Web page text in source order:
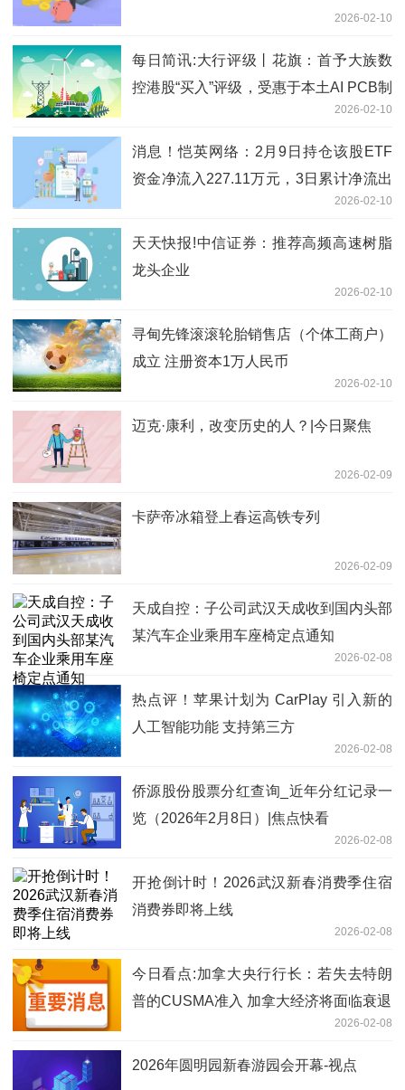
2026-02-10
每日简讯:大行评级丨花旗：首予大族数
控港股“买入”评级，受惠于本土AI PCB制
2026-02-10
消息！恺英网络：2月9日持仓该股ETF
资金净流入227.11万元，3日累计净流出
2026-02-10
天天快报!中信证券：推荐高频高速树脂
龙头企业
2026-02-10
寻甸先锋滚滚轮胎销售店（个体工商户）
成立 注册资本1万人民币
2026-02-10
迈克·康利，改变历史的人？|今日聚焦
2026-02-09
卡萨帝冰箱登上春运高铁专列
2026-02-09
天成自控：子公司武汉天成收到国内头部
某汽车企业乘用车座椅定点通知
2026-02-08
热点评！苹果计划为 CarPlay 引入新的
人工智能功能 支持第三方
2026-02-08
侨源股份股票分红查询_近年分红记录一
览（2026年2月8日）|焦点快看
2026-02-08
开抢倒计时！2026武汉新春消费季住宿
消费券即将上线
2026-02-08
今日看点:加拿大央行行长：若失去特朗
普的CUSMA准入 加拿大经济将面临衰退
2026-02-08
2026年圆明园新春游园会开幕-视点